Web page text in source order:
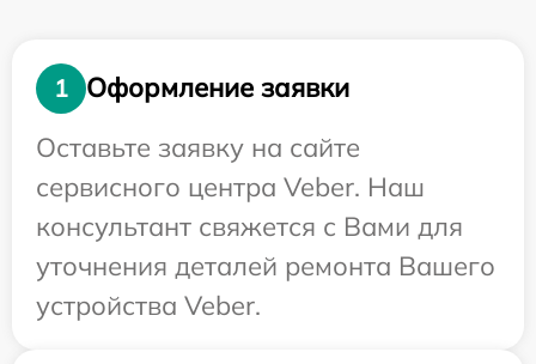
1
Оформление заявки
Оставьте заявку на сайте
сервисного центра Veber. Наш
консультант свяжется с Вами для
уточнения деталей ремонта Вашего
устройства Veber.